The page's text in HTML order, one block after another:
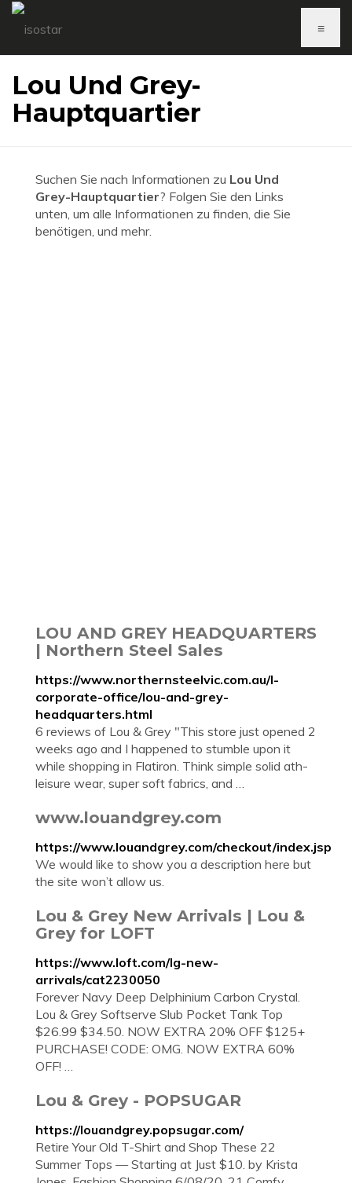
≡
Lou Und Grey-
Hauptquartier
Suchen Sie nach Informationen zu Lou Und
Grey-Hauptquartier? Folgen Sie den Links
unten, um alle Informationen zu finden, die Sie
benötigen, und mehr.
LOU AND GREY HEADQUARTERS
| Northern Steel Sales
https://www.northernsteelvic.com.au/l-
corporate-office/lou-and-grey-
headquarters.html
6 reviews of Lou & Grey "This store just opened 2
weeks ago and I happened to stumble upon it
while shopping in Flatiron. Think simple solid ath-
leisure wear, super soft fabrics, and …
www.louandgrey.com
https://www.louandgrey.com/checkout/index.jsp
We would like to show you a description here but
the site won’t allow us.
Lou & Grey New Arrivals | Lou &
Grey for LOFT
https://www.loft.com/lg-new-
arrivals/cat2230050
Forever Navy Deep Delphinium Carbon Crystal.
Lou & Grey Softserve Slub Pocket Tank Top
$26.99 $34.50. NOW EXTRA 20% OFF $125+
PURCHASE! CODE: OMG. NOW EXTRA 60%
OFF! …
Lou & Grey - POPSUGAR
https://louandgrey.popsugar.com/
Retire Your Old T-Shirt and Shop These 22
Summer Tops — Starting at Just $10. by Krista